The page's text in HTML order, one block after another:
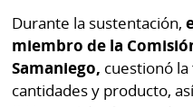
Durante la sustentación,
miembro de la
Samaniego, cuestionó
cantidades y producto,